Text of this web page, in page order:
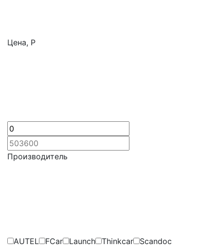
Цена, Р
Производитель
AUTEL FCar Launch Thinkcar
Scandoc